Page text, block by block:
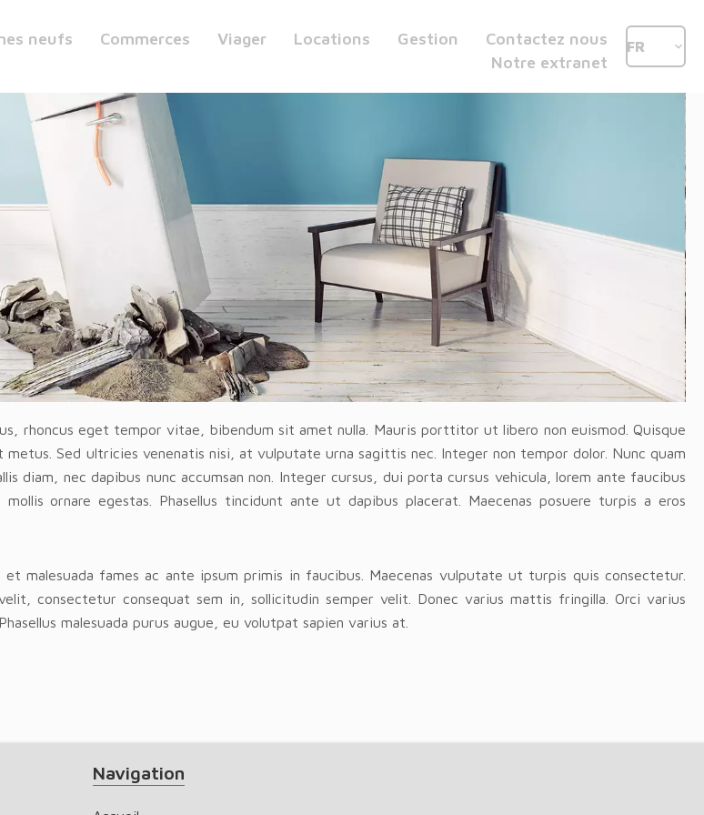
neufs Commerces Viager Locations Gestion
Contactez nous
Notre extranet
FR
rhoncus eget tempor vitae, bibendum sit amet nulla. Mauris porttitor ut libero non euismod. Quisque
Sed ultricies venenatis nisi, at vulputate urna sagittis nec. Integer non tempor dolor. Nunc quam
diam, nec dapibus nunc accumsan non. Integer cursus, dui porta cursus vehicula, lorem ante faucibus
ornare egestas. Phasellus tincidunt ante ut dapibus placerat. Maecenas posuere turpis a eros
malesuada fames ac ante ipsum primis in faucibus. Maecenas vulputate ut turpis quis consectetur.
consectetur consequat sem in, sollicitudin semper velit. Donec varius mattis fringilla. Orci varius
malesuada purus augue, eu volutpat sapien varius at.
Navigation